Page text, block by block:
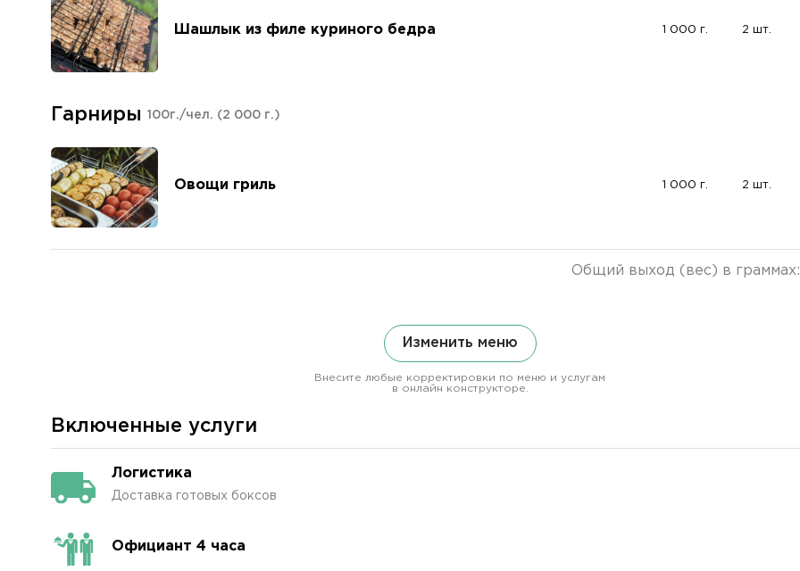
Шашлык из филе куриного бедра 1 000 г. 2 шт.
Гарниры 100г./чел. (2 000 г.)
Овощи гриль 1 000 г. 2 шт.
Общий выход (вес) в граммах:
Изменить меню
Внесите любые корректировки по меню и услугам
в онлайн конструкторе.
Включенные услуги
Логистика
Доставка готовых боксов
Официант 4 часа